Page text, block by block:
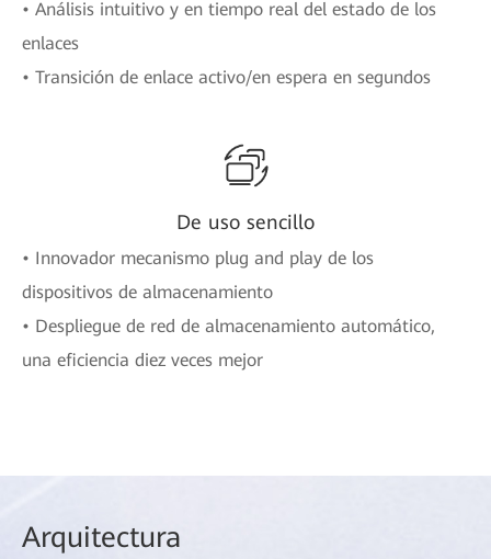
• Análisis intuitivo y en tiempo real del estado de los
enlaces
• Transición de enlace activo/en espera en segundos
De uso sencillo
• Innovador mecanismo plug and play de los
dispositivos de almacenamiento
• Despliegue de red de almacenamiento automático,
una eficiencia diez veces mejor
Arquitectura